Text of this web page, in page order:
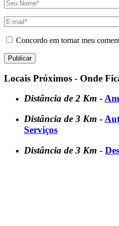
Concordo em tornar meu
Locais Próximos - Onde
Distância de 2 Km -
Distância de 3 Km -
Serviços
Distância de 3 Km -